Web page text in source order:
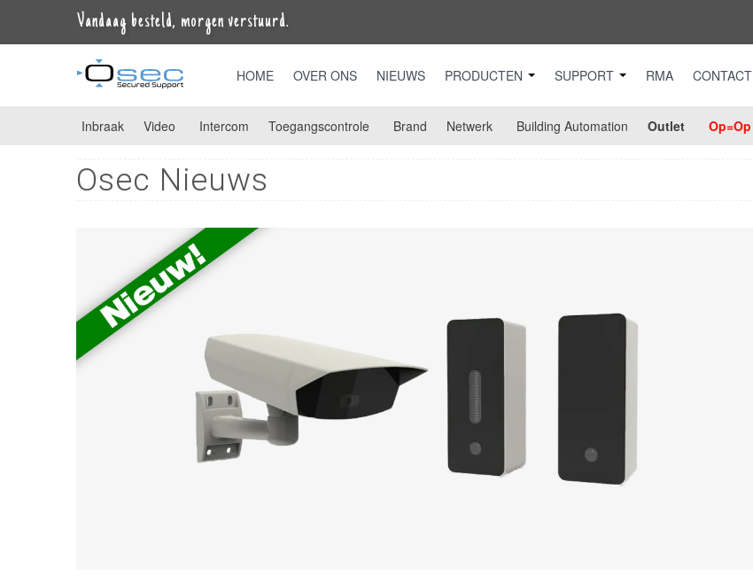
Vandaag besteld, morgen verstuurd.
HOME OVER ONS NIEUWS PRODUCTEN SUPPORT RMA CONTACT
Inbraak Video Intercom Toegangscontrole Brand Netwerk Building Automation Outlet Op=Op
Osec Nieuws